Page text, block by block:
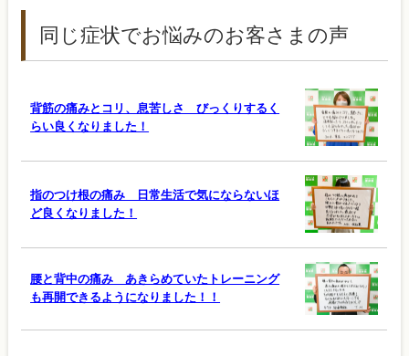
同じ症状でお悩みのお客さまの声
背筋の痛みとコリ、息苦しさ びっくりするく
らい良くなりました！
指のつけ根の痛み 日常生活で気にならないほ
ど良くなりました！
腰と背中の痛み あきらめていたトレーニング
も再開できるようになりました！！